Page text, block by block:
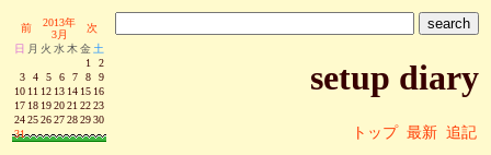
前
2013年
3月
次
日 月 火 水 木 金 土
1
2
3
4 5 6 7 8
9
10 11 12 13 14 15 16
17 18 192021 2223
24252627282930
31
setup diary
トップ 最新 追記